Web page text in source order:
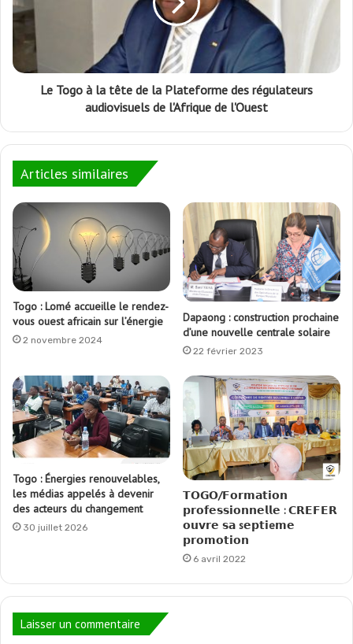
Le Togo à la tête de la Plateforme des régulateurs
audiovisuels de l'Afrique de l'Ouest
Articles similaires
Togo : Lomé accueille le rendez-
vous ouest africain sur l’énergie
2 novembre 2024
Dapaong : construction prochaine
d’une nouvelle centrale solaire
22 février 2023
Togo : Énergies renouvelables,
les médias appelés à devenir
des acteurs du changement
30 juillet 2026
𝗧𝗢𝗚𝗢/𝗙𝗼𝗿𝗺𝗮𝘁𝗶𝗼𝗻
𝗽𝗿𝗼𝗳𝗲𝘀𝘀𝗶𝗼𝗻𝗻𝗲𝗹𝗹𝗲 : 𝗖𝗥𝗘𝗙𝗘𝗥
𝗼𝘂𝘃𝗿𝗲 𝘀𝗮 s𝗲𝗽𝘁𝗶e𝗺𝗲
𝗽𝗿𝗼𝗺𝗼𝘁𝗶𝗼𝗻
6 avril 2022
Laisser un commentaire